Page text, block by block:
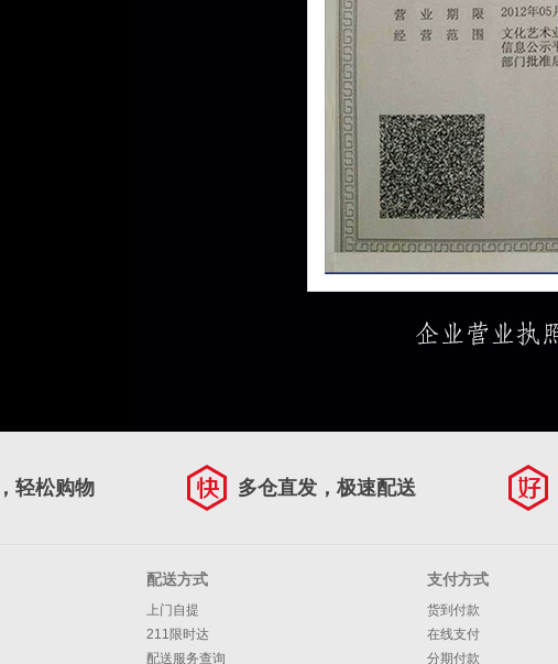
轻松购物 多仓直发，极速配送
配送方式
上门自提
211限时达
配送服务查询
支付方式
货到付款
在线支付
分期付款